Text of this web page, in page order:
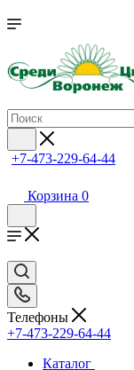
+7-473-229-64-44
Корзина 0
Телефоны
+7-473-229-64-44
Каталог